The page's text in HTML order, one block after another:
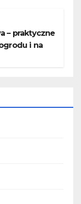
– praktyczne
i na